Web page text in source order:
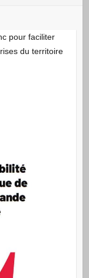
pour faciliter
du territoire